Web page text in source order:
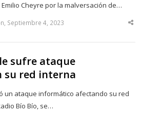
Cheyre por la malversación de…
Septiembre 4, 2023
sufre ataque
su red interna
un ataque informático afectando su red
Bío Bío, se…